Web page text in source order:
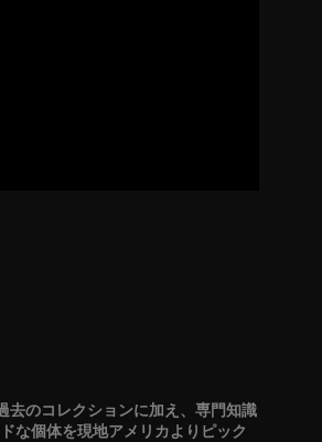
去のコレクションに加え、専門知識
な個体を現地アメリカよりピック